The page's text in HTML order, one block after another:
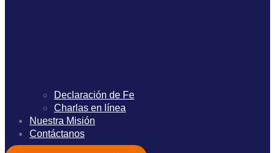
Declaración de Fe
Charlas en línea
Nuestra Misión
Contáctanos